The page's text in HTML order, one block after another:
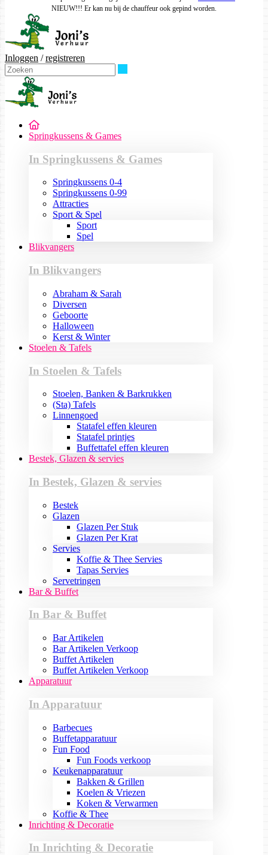
NIEUW!!! Er kan nu bij de chauffeur ook gepind worden.
Inloggen /registreren
Springkussens & Games
In Springkussens & Games
Springkussens 0-4
Springkussens 0-99
Attracties
Sport & Spel
Sport
Spel
Blikvangers
In Blikvangers
Abraham & Sarah
Diversen
Geboorte
Halloween
Kerst & Winter
Stoelen & Tafels
In Stoelen & Tafels
Stoelen, Banken & Barkrukken
(Sta) Tafels
Linnengoed
Statafel effen kleuren
Statafel printjes
Buffettafel effen kleuren
Bestek, Glazen & servies
In Bestek, Glazen & servies
Bestek
Glazen
Glazen Per Stuk
Glazen Per Krat
Servies
Koffie & Thee Servies
Tapas Servies
Servetringen
Bar & Buffet
In Bar & Buffet
Bar Artikelen
Bar Artikelen Verkoop
Buffet Artikelen
Buffet Artikelen Verkoop
Apparatuur
In Apparatuur
Barbecues
Buffetapparatuur
Fun Food
Fun Foods verkoop
Keukenapparatuur
Bakken & Grillen
Koelen & Vriezen
Koken & Verwarmen
Koffie & Thee
Inrichting & Decoratie
In Inrichting & Decoratie